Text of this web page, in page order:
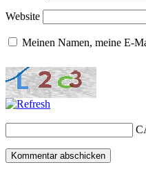
Website
Meinen Namen, meine E-